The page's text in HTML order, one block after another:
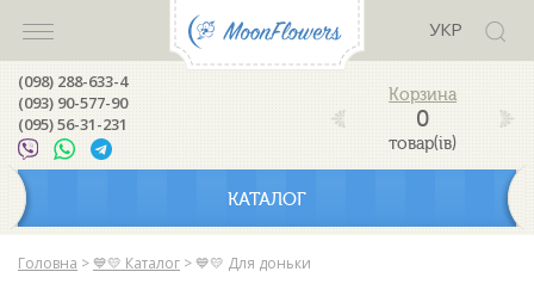
УКР
(098) 288-633-4
(093) 90-577-90
(095) 56-31-231
0
товар(ів)
КАТАЛОГ
Головна > 💙💛 Каталог > 💙💛 Для доньки